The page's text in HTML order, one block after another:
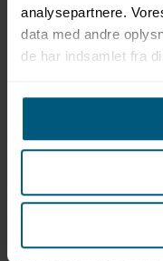
analysepartnere.
data med andre
de har indsamlet fra
Her på siden finder du
”swin fins”,
Vi forhandler
Aqualung, og vi har
svømmefødder til alle
budgetvenlige priser, til
dem, der vil have det